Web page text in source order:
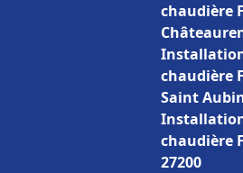
chaudière
chaudière
Saint
chaudière
27200